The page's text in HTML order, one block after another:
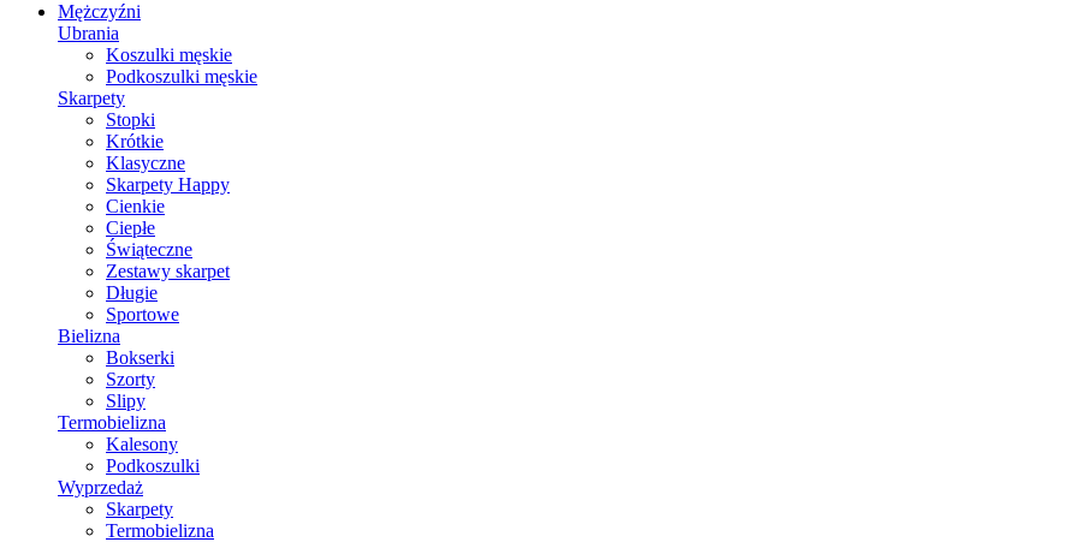
Mężczyźni
Ubrania
Koszulki męskie
Podkoszulki męskie
Skarpety
Stopki
Krótkie
Klasyczne
Skarpety Happy
Cienkie
Ciepłe
Świąteczne
Zestawy skarpet
Długie
Sportowe
Bielizna
Bokserki
Szorty
Slipy
Termobielizna
Kalesony
Podkoszulki
Wyprzedaż
Skarpety
Termobielizna